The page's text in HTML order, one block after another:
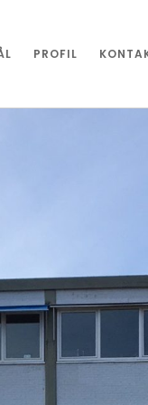
PROFIL